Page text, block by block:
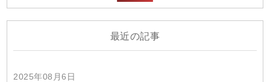
最近の記事
2025年08月6日